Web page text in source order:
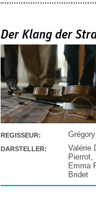
Der Klang der
REGISSEUR:
DARSTELLER: Valérie
Pierrot
Emma
Bridet